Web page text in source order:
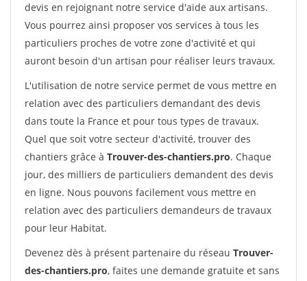
devis en rejoignant notre service d'aide aux artisans.
Vous pourrez ainsi proposer vos services à tous les
particuliers proches de votre zone d'activité et qui
auront besoin d'un artisan pour réaliser leurs travaux.
L'utilisation de notre service permet de vous mettre en
relation avec des particuliers demandant des devis
dans toute la France et pour tous types de travaux.
Quel que soit votre secteur d'activité, trouver des
chantiers grâce à Trouver-des-chantiers.pro. Chaque
jour, des milliers de particuliers demandent des devis
en ligne. Nous pouvons facilement vous mettre en
relation avec des particuliers demandeurs de travaux
pour leur Habitat.
Devenez dès à présent partenaire du réseau Trouver-
des-chantiers.pro, faites une demande gratuite et sans